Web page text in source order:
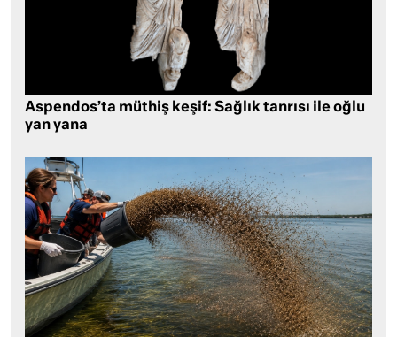
Aspendos’ta müthiş keşif: Sağlık tanrısı ile oğlu
yan yana